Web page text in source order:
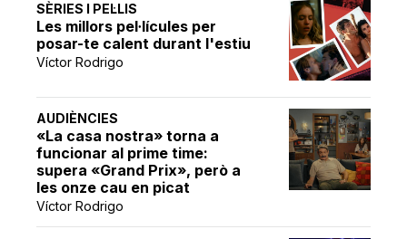
SÈRIES I PEL·LIS
Les millors pel·lícules per
posar-te calent durant l'estiu
Víctor Rodrigo
AUDIÈNCIES
«La casa nostra» torna a
funcionar al prime time:
supera «Grand Prix», però a
les onze cau en picat
Víctor Rodrigo